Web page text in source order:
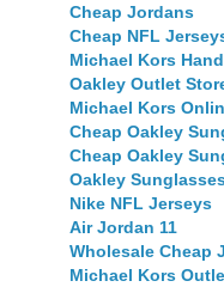
Cheap Jordans
Cheap NFL
Michael Kors
Oakley Outlet
Michael Kors
Cheap Oakley
Cheap Oakley
Oakley
Nike NFL Jerseys
Air Jordan 11
Wholesale Cheap
Michael Kors